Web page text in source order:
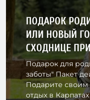
ПОДАРОК
ИЛИ НОВЫЙ
СХОДНИЦЕ
Подарок для
заботы" Пакет
Подарите
отдых в